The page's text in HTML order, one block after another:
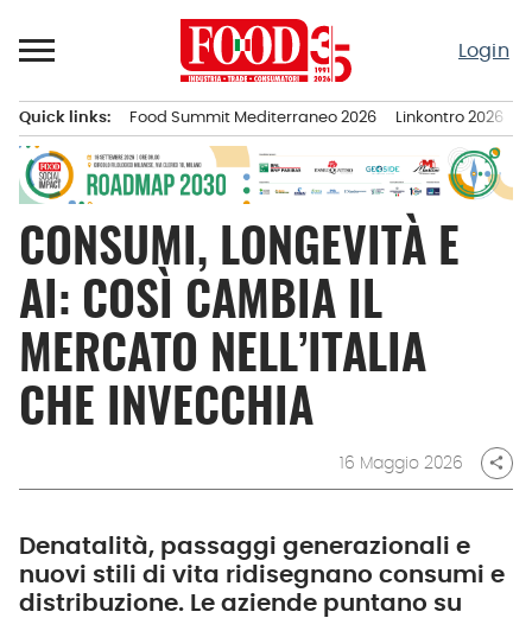
al
Login
principale
Quick links: Food Summit Mediterraneo 2026 Linkontro 2026
CONSUMI, LONGEVITÀ E
AI: COSÌ CAMBIA IL
MERCATO NELL’ITALIA
CHE INVECCHIA
16 Maggio 2026 share
Denatalità, passaggi generazionali e
nuovi stili di vita ridisegnano consumi e
distribuzione. Le aziende puntano su